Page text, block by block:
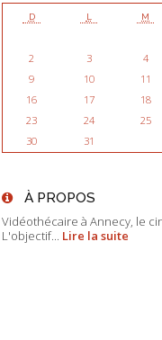
D L M
2
3 4
9
10 11
16
17 18
23
24 25
30
31
À PROPOS
Vidéothécaire à Annecy, le
L'objectif... Lire la suite